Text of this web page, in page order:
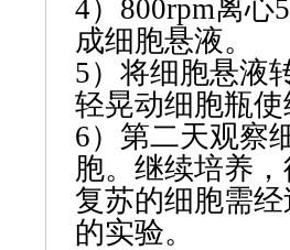
4）800rpm离
成细胞悬液。
5）将细胞悬液
轻晃动细胞瓶
6）第二天观察
胞。继续培养
复苏的细胞需
的实验。